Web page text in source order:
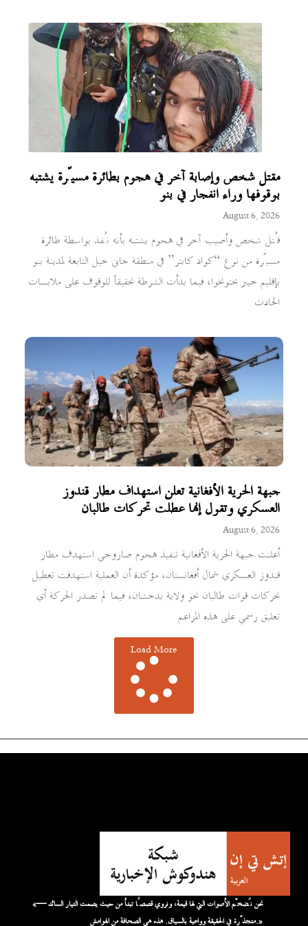
مقتل شخص وإصابة آخر في هجوم بطائرة مسيّرة يشتبه
بوقوفها وراء انفجار في بنو
August 6, 2026
قُتل شخص وأصيب آخر في هجوم يشتبه بأنه نُفذ بواسطة طائرة
مسيّرة من نوع “كواد كابتر” في منطقة جاني خيل التابعة لمدينة بنو
بإقليم خيبر بختونخوا، فيما بدأت الشرطة تحقيقاً للوقوف على ملابسات
الحادث
جبهة الحرية الأفغانية تعلن استهداف مطار قندوز
العسكري وتقول إنها عطلت تحركات طالبان
August 6, 2026
أعلنت جبهة الحرية الأفغانية تنفيذ هجوم صاروخي استهدف مطار
قندوز العسكري شمال أفغانستان، مؤكدة أن العملية استهدفت تعطيل
تحركات قوات طالبان نحو ولاية بدخشان، فيما لم تصدر الحركة أي
تعليق رسمي على هذه المزاعم
Load More
«نحن نُضخّم الأصوات التي لها قيمة، ونروي قصصًا تبدأ من حيث يصمت التيار السائد —
متجذّرة في الحقيقة وواعية بالسياق. هذه هي الصحافة من الهوامش.»